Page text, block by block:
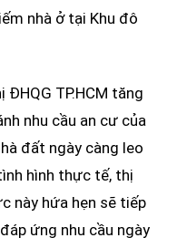
nhà ở tại Khu đô
ĐHQG TP.HCM tăng
nhu cầu an cư của
đất ngày càng leo
hình thực tế, thị
này hứa hẹn sẽ tiếp
ứng nhu cầu ngày